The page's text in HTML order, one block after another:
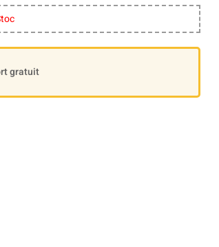
gratuit